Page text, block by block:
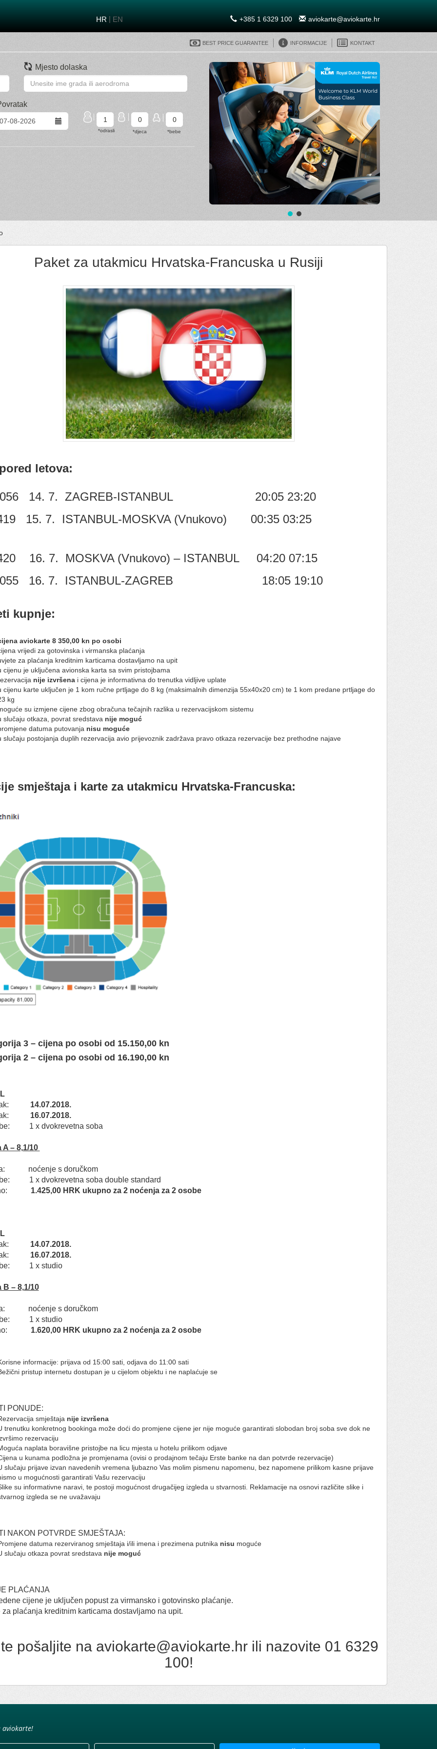
HR | EN aviokarte@aviokarte.hr
+385 1 6329 100
Best Price Guarantee Informacije Kontakt
Mjesto dolaska
Paket za utakmicu Hrvatska-Francuska u Rusiji
letova:
14. 7. ZAGREB-ISTANBUL 20:05 23:20
15. 7. ISTANBUL-MOSKVA (Vnukovo) 00:35 03:25
16. 7. MOSKVA (Vnukovo) – ISTANBUL 04:20 07:15
16. 7. ISTANBUL-ZAGREB 18:05 19:10
kupnje:
aviokarte 8 350,00 kn po osobi
vrijedi za gotovinska i virmanska plaćanja​
za plaćanja kreditnim karticama dostavljamo na upit
cijenu je uključena avionska karta sa svim pristojbama
nije izvršenai cijena je informativna do trenutka vidljive uplate​
cijenu karte uključen je 1 kom ručne prtljage do 8 kg (maksimalnih dimenzija 55x40x20 cm) te 1 kom predane prtljage do
kg
su izmjene cijene zbog obračuna tečajnih razlika u rezervacijskom sistemu
slučaju otkaza, povrat sredstava nije moguć
datuma putovanja nisu moguće
slučaju postojanja duplih rezervacija avio prijevoznik zadržava pravo otkaza rezervacije bez prethodne najave
smještaja i karte za utakmicu Hrvatska-Francuska:
3 – cijena po osobi od 15.150,00 kn
2– cijena po osobi od 16.190,00 kn
14.07.2018.
16.07.2018.
1 x dvokrevetna soba
A – 8,1/10
noćenje s doručkom
1 x dvokrevetna soba double standard
1.425,00 HRK ukupno za 2 noćenja za 2 osobe
14.07.2018.
16.07.2018.
1 x studio
B – 8,1/10
noćenje s doručkom
1 x studio
1.620,00 HRK ukupno za 2 noćenja za 2 osobe
informacije: prijava od 15:00 sati, odjava do 11:00 sati
pristup internetu dostupan je u cijelom objektu i ne naplaćuje se
PONUDE:
smještaja nije izvršena
trenutku konkretnog bookinga može doći do promjene cijene jer nije moguće garantirati slobodan broj soba sve dok ne
rezervaciju
naplata boravišne pristojbe na licu mjesta u hotelu prilikom odjave
u kunama podložna je promjenama (ovisi o prodajnom tečaju Erste banke na dan potvrde rezervacije)
slučaju prijave izvan navedenih vremena ljubazno Vas molim pismenu napomenu, bez napomene prilikom kasne prijave
u mogućnosti garantirati Vašu rezervaciju
su informativne naravi, te postoji mogućnost drugačijeg izgleda u stvarnosti. Reklamacije na osnovi različite slike i
izgleda se ne uvažavaju
NAKON POTVRDE SMJEŠTAJA:
datuma rezerviranog smještaja i/ili imena i prezimena putnika nisu moguće
slučaju otkaza povrat sredstava nije moguć
PLAĆANJA
cijene je uključen popust za virmansko i gotovinsko plaćanje.
za plaćanja kreditnim karticama dostavljamo na upit.
pošaljite na aviokarte@aviokarte.hr ili nazovite 01 6329
100!
aviokarte!